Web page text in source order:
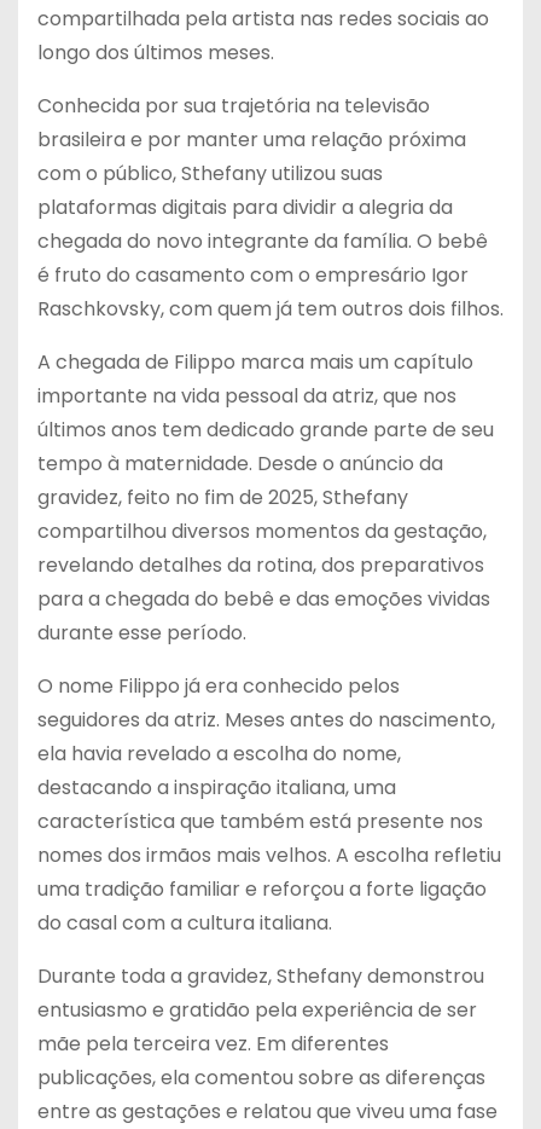
compartilhada pela artista nas redes sociais ao
longo dos últimos meses.
Conhecida por sua trajetória na televisão
brasileira e por manter uma relação próxima
com o público, Sthefany utilizou suas
plataformas digitais para dividir a alegria da
chegada do novo integrante da família. O bebê
é fruto do casamento com o empresário Igor
Raschkovsky, com quem já tem outros dois filhos.
A chegada de Filippo marca mais um capítulo
importante na vida pessoal da atriz, que nos
últimos anos tem dedicado grande parte de seu
tempo à maternidade. Desde o anúncio da
gravidez, feito no fim de 2025, Sthefany
compartilhou diversos momentos da gestação,
revelando detalhes da rotina, dos preparativos
para a chegada do bebê e das emoções vividas
durante esse período.
O nome Filippo já era conhecido pelos
seguidores da atriz. Meses antes do nascimento,
ela havia revelado a escolha do nome,
destacando a inspiração italiana, uma
característica que também está presente nos
nomes dos irmãos mais velhos. A escolha refletiu
uma tradição familiar e reforçou a forte ligação
do casal com a cultura italiana.
Durante toda a gravidez, Sthefany demonstrou
entusiasmo e gratidão pela experiência de ser
mãe pela terceira vez. Em diferentes
publicações, ela comentou sobre as diferenças
entre as gestações e relatou que viveu uma fase